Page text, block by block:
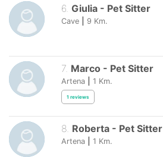
6 Giulia - Pet Sitter
Cave 9 Km.
7. Marco - Pet Sitter
Artena 1 Km.
1 reviews
8. Roberta - Pet Sitter
Artena 1 Km.